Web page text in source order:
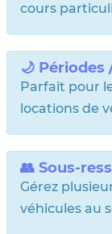
cours
🌙 Périodes
Parfait pour
locations de
👥 Sous-
Gérez
véhicules au